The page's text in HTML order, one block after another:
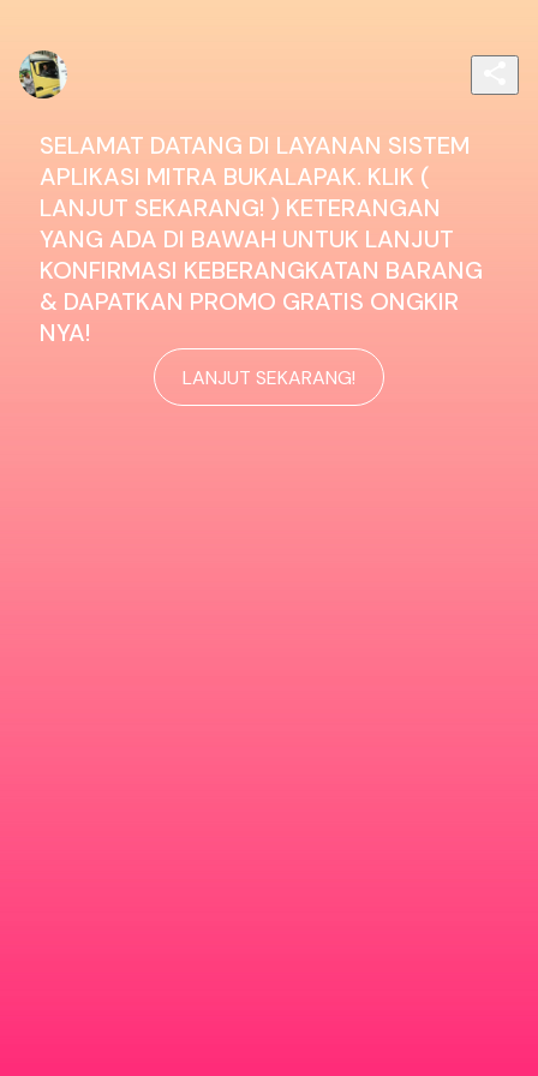
SELAMAT DATANG DI LAYANAN SISTEM
APLIKASI MITRA BUKALAPAK. KLIK (
LANJUT SEKARANG! ) KETERANGAN
YANG ADA DI BAWAH UNTUK LANJUT
KONFIRMASI KEBERANGKATAN BARANG
& DAPATKAN PROMO GRATIS ONGKIR
NYA!
LANJUT SEKARANG!